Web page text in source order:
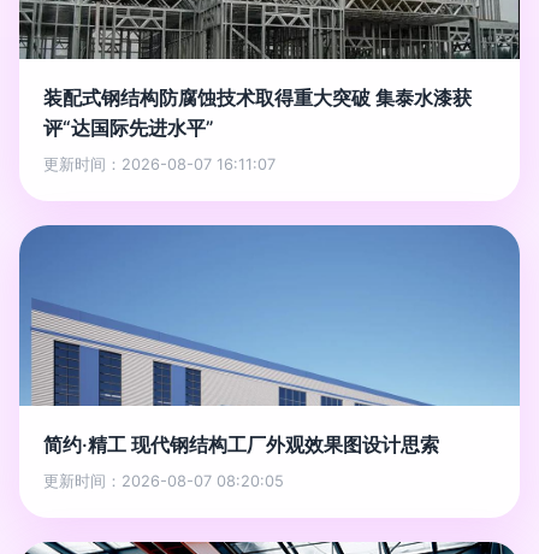
装配式钢结构防腐蚀技术取得重大突破 集泰水漆获
评“达国际先进水平”
更新时间：2026-08-07 16:11:07
简约·精工 现代钢结构工厂外观效果图设计思索
更新时间：2026-08-07 08:20:05